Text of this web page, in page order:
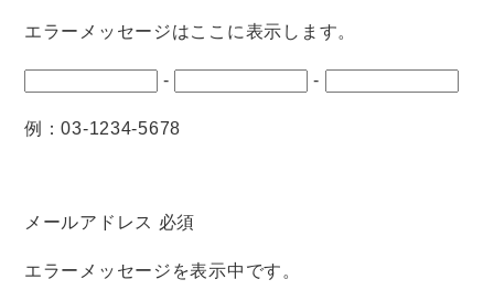
エラーメッセージはここに表示します。
- -
例：03-1234-5678
メールアドレス 必須
エラーメッセージを表示中です。